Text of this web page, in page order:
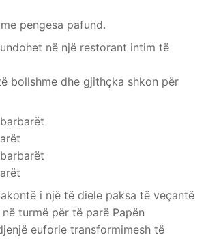
pengesa pafund.
në një restorant intim të
bollshme dhe gjithçka shkon për
i një të diele paksa të veçantë
turmë për të parë Papën
euforie transformimesh të